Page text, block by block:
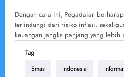
Dengan cara ini, Pegadaian
terlindungi dari risiko inflasi,
keuangan jangka panjang yang lebih
Tag
Emas Indonesia